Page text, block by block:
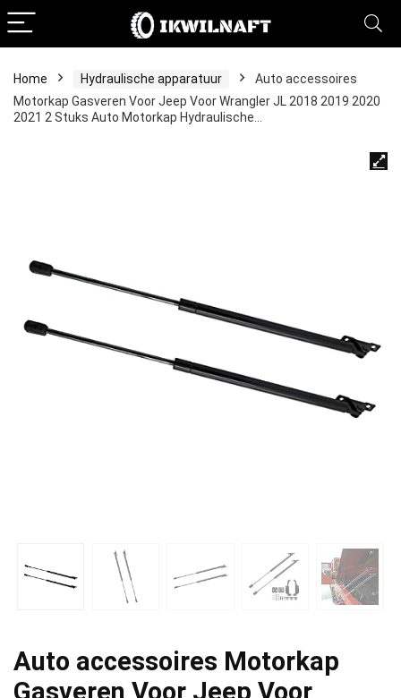
Home Hydraulische apparatuur
Auto accessoires
Motorkap Gasveren Voor Jeep Voor Wrangler JL 2018 2019 2020
2021 2 Stuks Auto Motorkap Hydraulische…
Auto accessoires Motorkap
Gasveren Voor Jeep Voor